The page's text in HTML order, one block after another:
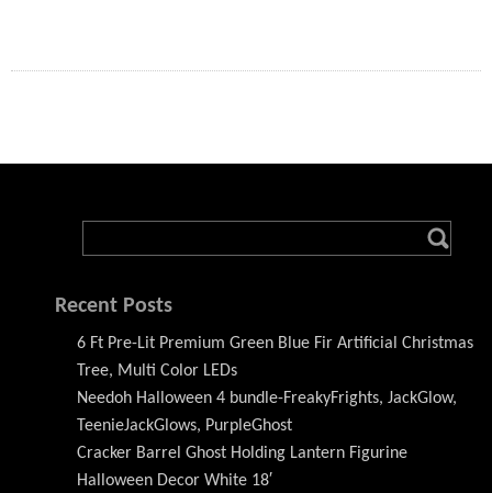
Recent Posts
6 Ft Pre-Lit Premium Green Blue Fir Artificial Christmas
Tree, Multi Color LEDs
Needoh Halloween 4 bundle-FreakyFrights, JackGlow,
TeenieJackGlows, PurpleGhost
Cracker Barrel Ghost Holding Lantern Figurine
Halloween Decor White 18′